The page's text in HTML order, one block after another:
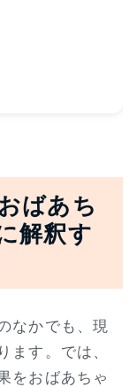
ばあち
解釈す
なかでも、現
ます。では、
をおばあちゃ